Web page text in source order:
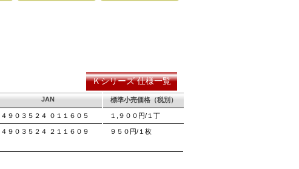
Ｋシリーズ 仕様一覧
JAN 標準小売価格（税別）
４９０３５２４ ０１１６０５ １,９００円/１丁
４９０３５２４ ２１１６０９ ９５０円/１枚